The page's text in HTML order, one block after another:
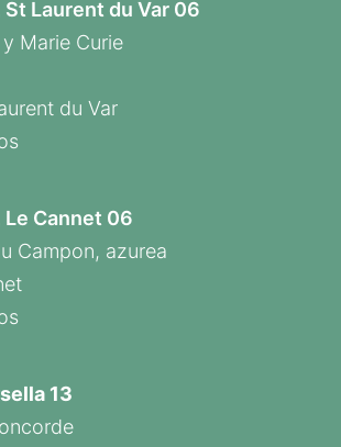
Laurent du Var 06
Marie Curie
du Var
Cannet 06
Campon, azurea
13